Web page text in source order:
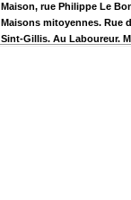
Maison, rue Philippe Le
Maisons mitoyennes. Rue
Sint-Gillis. Au Laboureur.